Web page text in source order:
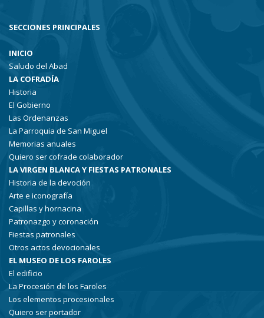
SECCIONES PRINCIPALES
INICIO
Saludo del Abad
LA COFRADÍA
Historia
El Gobierno
Las Ordenanzas
La Parroquia de San Miguel
Memorias anuales
Quiero ser cofrade colaborador
LA VIRGEN BLANCA Y FIESTAS PATRONALES
Historia de la devoción
Arte e iconografía
Capillas y hornacina
Patronazgo y coronación
Fiestas patronales
Otros actos devocionales
EL MUSEO DE LOS FAROLES
El edificio
La Procesión de los Faroles
Los elementos procesionales
Quiero ser portador